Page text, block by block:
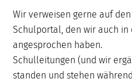
Wir verweisen gerne auf
Schulportal, den wir auch
angesprochen haben.
Schulleitungen (und wir
standen und stehen